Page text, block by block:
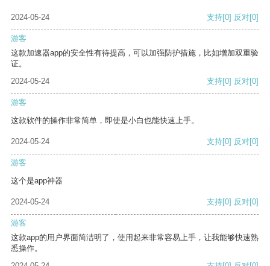
2024-05-24 支持[0] 反对[0]
游客
这款加速器app的安全性有待提高，可以加强防护措施，比如增加双重验
证。
2024-05-24
支持[0] 反对[0]
游客
这款软件的操作非常简单，即使是小白也能快速上手。
2024-05-24 支持[0] 反对[0]
游客
这个是app神器
2024-05-24 支持[0] 反对[0]
游客
这款app的用户界面简洁明了，使用起来非常容易上手，让我能够快速熟
悉操作。